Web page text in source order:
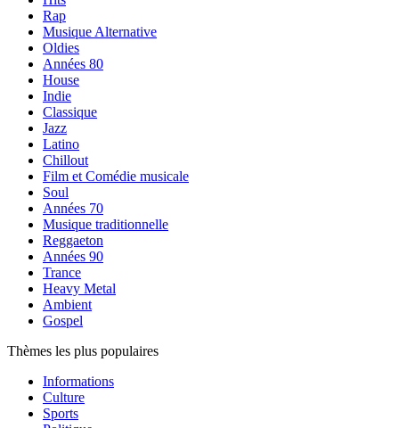
Rap
Musique Alternative
Oldies
Années 80
House
Indie
Classique
Jazz
Latino
Chillout
Film et Comédie musicale
Soul
Années 70
Musique traditionnelle
Reggaeton
Années 90
Trance
Heavy Metal
Ambient
Gospel
Thèmes les plus populaires
Informations
Culture
Sports